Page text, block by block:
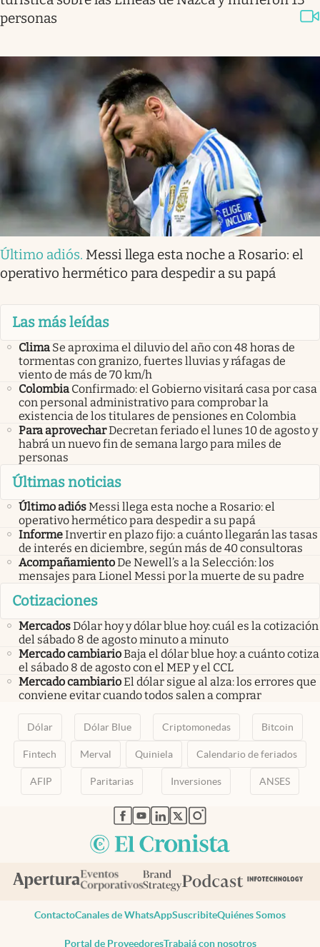
personas
Último adiós. Messi llega esta noche a Rosario: el
operativo hermético para despedir a su papá
Las más leídas
Clima Se aproxima el diluvio del año con 48 horas de
tormentas con granizo, fuertes lluvias y ráfagas de
viento de más de 70 km/h
Colombia Confirmado: el Gobierno visitará casa por casa
con personal administrativo para comprobar la
existencia de los titulares de pensiones en Colombia
Para aprovecharDecretan feriado el lunes 10 de agosto y
habrá un nuevo fin de semana largo para miles de
personas
Últimas noticias
Último adiósMessi llega esta noche a Rosario: el
operativo hermético para despedir a su papá
InformeInvertir en plazo fijo: a cuánto llegarán las tasas
de interés en diciembre, según más de 40 consultoras
AcompañamientoDe Newell’s a la Selección: los
mensajes para Lionel Messi por la muerte de su padre
Cotizaciones
MercadosDólar hoy y dólar blue hoy: cuál es la cotización
del sábado 8 de agosto minuto a minuto
Mercado cambiarioBaja el dólar blue hoy: a cuánto cotiza
el sábado 8 de agosto con el MEP y el CCL
Mercado cambiarioEl dólar sigue al alza: los errores que
conviene evitar cuando todos salen a comprar
Dólar Dólar Blue Criptomonedas Bitcoin
Fintech Merval Quiniela Calendario de feriados
AFIP Paritarias Inversiones ANSES
abre en nueva pestaña
abre en nueva pestaña
abre en nueva pestaña
abre en nueva pestaña
abre en nueva pestaña
ContactoCanales de WhatsAppSuscribiteQuiénes Somos
Portal de ProveedoresTrabajá con nosotros